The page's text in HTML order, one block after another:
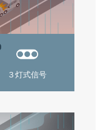
３灯式信号